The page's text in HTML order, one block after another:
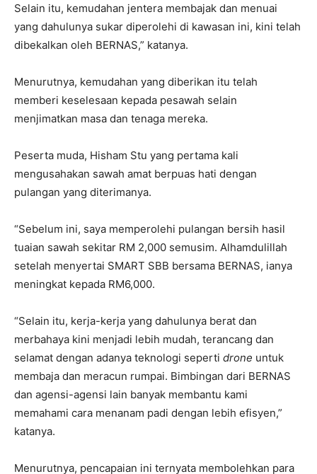
Selain itu, kemudahan jentera membajak dan menuai
yang dahulunya sukar diperolehi di kawasan ini, kini telah
dibekalkan oleh BERNAS,” katanya.
Menurutnya, kemudahan yang diberikan itu telah
memberi keselesaan kepada pesawah selain
menjimatkan masa dan tenaga mereka.
Peserta muda, Hisham Stu yang pertama kali
mengusahakan sawah amat berpuas hati dengan
pulangan yang diterimanya.
“Sebelum ini, saya memperolehi pulangan bersih hasil
tuaian sawah sekitar RM 2,000 semusim. Alhamdulillah
setelah menyertai SMART SBB bersama BERNAS, ianya
meningkat kepada RM6,000.
“Selain itu, kerja-kerja yang dahulunya berat dan
merbahaya kini menjadi lebih mudah, terancang dan
selamat dengan adanya teknologi seperti drone untuk
membaja dan meracun rumpai. Bimbingan dari BERNAS
dan agensi-agensi lain banyak membantu kami
memahami cara menanam padi dengan lebih efisyen,”
katanya.
Menurutnya, pencapaian ini ternyata membolehkan para